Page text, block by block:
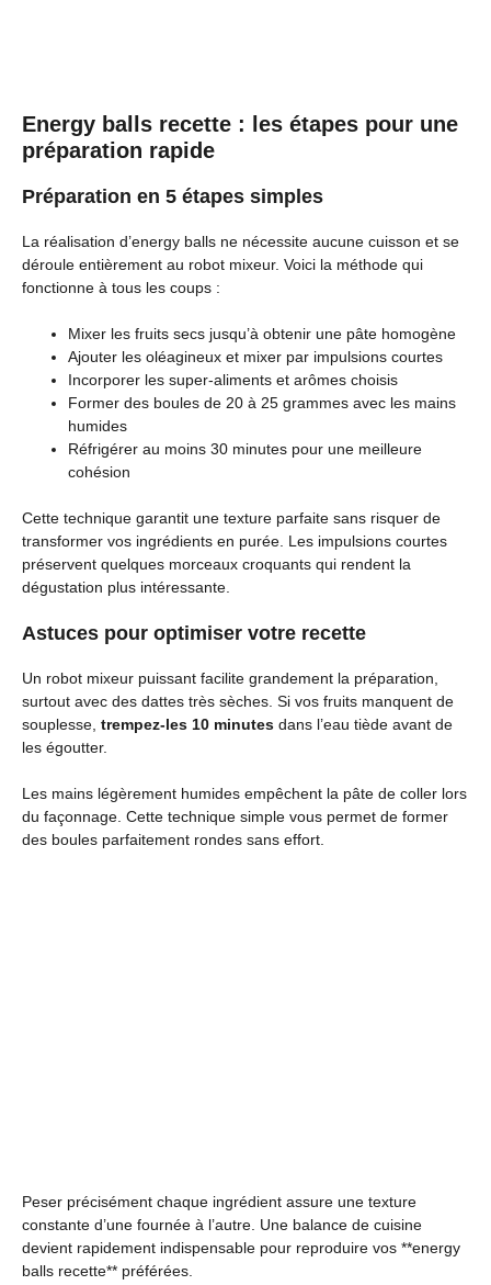
Energy balls recette : les étapes pour une
préparation rapide
Préparation en 5 étapes simples
La réalisation d’energy balls ne nécessite aucune cuisson et se
déroule entièrement au robot mixeur. Voici la méthode qui
fonctionne à tous les coups :
Mixer les fruits secs jusqu’à obtenir une pâte homogène
Ajouter les oléagineux et mixer par impulsions courtes
Incorporer les super-aliments et arômes choisis
Former des boules de 20 à 25 grammes avec les mains
humides
Réfrigérer au moins 30 minutes pour une meilleure
cohésion
Cette technique garantit une texture parfaite sans risquer de
transformer vos ingrédients en purée. Les impulsions courtes
préservent quelques morceaux croquants qui rendent la
dégustation plus intéressante.
Astuces pour optimiser votre recette
Un robot mixeur puissant facilite grandement la préparation,
surtout avec des dattes très sèches. Si vos fruits manquent de
souplesse, trempez-les 10 minutes dans l’eau tiède avant de
les égoutter.
Les mains légèrement humides empêchent la pâte de coller lors
du façonnage. Cette technique simple vous permet de former
des boules parfaitement rondes sans effort.
Peser précisément chaque ingrédient assure une texture
constante d’une fournée à l’autre. Une balance de cuisine
devient rapidement indispensable pour reproduire vos **energy
balls recette** préférées.